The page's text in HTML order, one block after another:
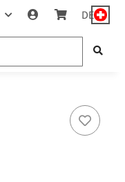
DE